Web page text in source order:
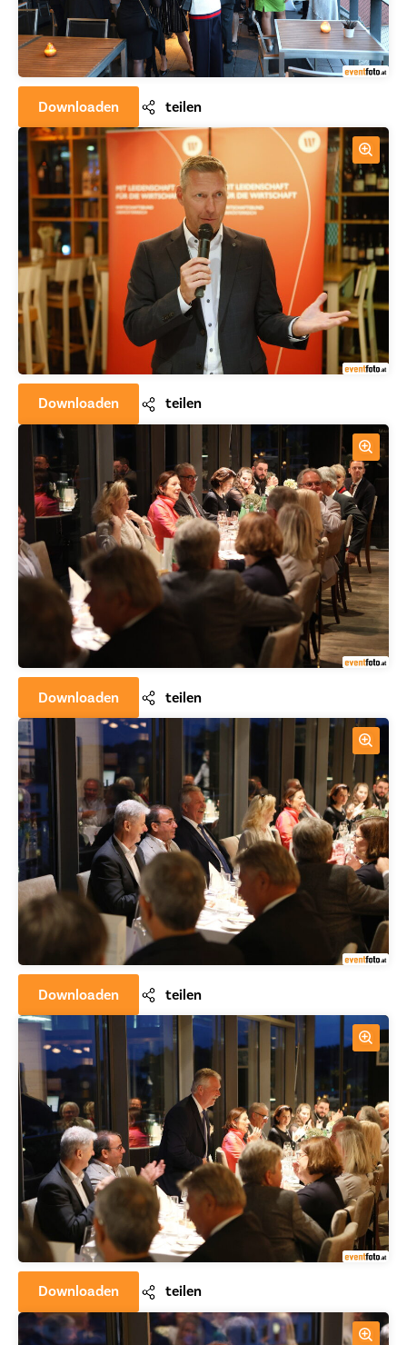
Downloaden teilen
Downloaden teilen
Downloaden teilen
Downloaden teilen
Downloaden teilen